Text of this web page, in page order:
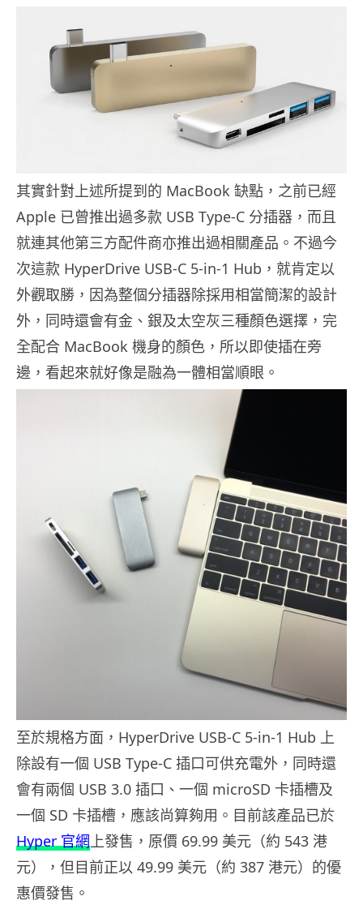
其實針對上述所提到的 MacBook 缺點，之前已經
Apple 已曾推出過多款 USB Type-C 分插器，而且
就連其他第三方配件商亦推出過相關產品。不過今
次這款 HyperDrive USB-C 5-in-1 Hub，就肯定以
外觀取勝，因為整個分插器除採用相當簡潔的設計
外，同時還會有金、銀及太空灰三種顏色選擇，完
全配合 MacBook 機身的顏色，所以即使插在旁
邊，看起來就好像是融為一體相當順眼。
至於規格方面，HyperDrive USB-C 5-in-1 Hub 上
除設有一個 USB Type-C 插口可供充電外，同時還
會有兩個 USB 3.0 插口、一個 microSD 卡插槽及
一個 SD 卡插槽，應該尚算夠用。目前該產品已於
Hyper 官網上發售，原價 69.99 美元（約 543 港
元），但目前正以 49.99 美元（約 387 港元）的優
惠價發售。